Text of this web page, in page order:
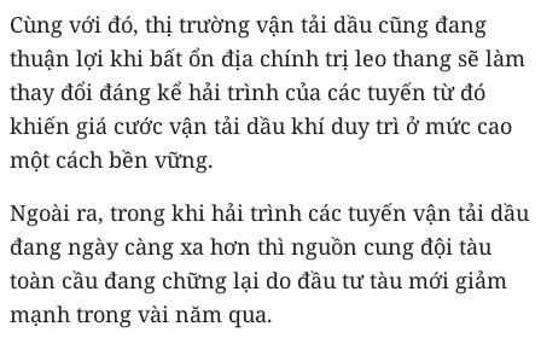
Cùng với đó, thị trường vận tải dầu cũng đang
thuận lợi khi bất ổn địa chính trị leo thang sẽ làm
thay đổi đáng kể hải trình của các tuyến từ đó
khiến giá cước vận tải dầu khí duy trì ở mức cao
một cách bền vững.
Ngoài ra, trong khi hải trình các tuyến vận tải dầu
đang ngày càng xa hơn thì nguồn cung đội tàu
toàn cầu đang chững lại do đầu tư tàu mới giảm
mạnh trong vài năm qua.